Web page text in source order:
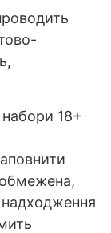
набори 18+
обмежена,
надходження